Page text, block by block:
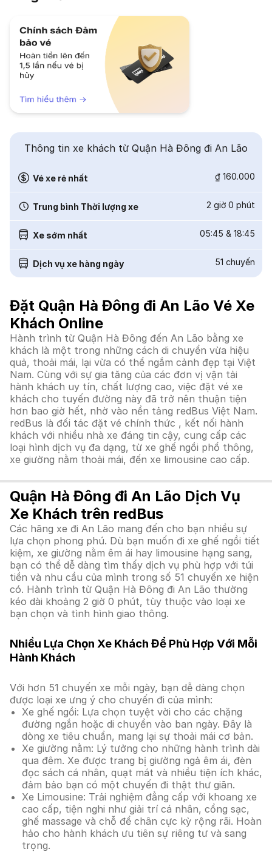
Thông tin xe khách từ Quận Hà Đông đi An Lão
Vé xe rẻ nhất ₫ 160.000
Trung bình Thời lượng xe 2 giờ 0 phút
Xe sớm nhất 05:45 & 18:45
Dịch vụ xe hàng ngày 51 chuyến
Đặt Quận Hà Đông đi An Lão Vé Xe
Khách Online
Hành trình từ Quận Hà Đông đến An Lão bằng xe
khách là một trong những cách di chuyển vừa hiệu
quả, thoải mái, lại vừa có thể ngắm cảnh đẹp tại Việt
Nam. Cùng với sự gia tăng của các đơn vị vận tải
hành khách uy tín, chất lượng cao, việc đặt vé xe
khách cho tuyến đường này đã trở nên thuận tiện
hơn bao giờ hết, nhờ vào nền tảng redBus Việt Nam.
redBus là đối tác đặt vé chính thức , kết nối hành
khách với nhiều nhà xe đáng tin cậy, cung cấp các
loại hình dịch vụ đa dạng, từ xe ghế ngồi phổ thông,
xe giường nằm thoải mái, đến xe limousine cao cấp.
Quận Hà Đông đi An Lão Dịch Vụ
Xe Khách trên redBus
Các hãng xe đi An Lão mang đến cho bạn nhiều sự
lựa chọn phong phú. Dù bạn muốn đi xe ghế ngồi tiết
kiệm, xe giường nằm êm ái hay limousine hạng sang,
bạn có thể dễ dàng tìm thấy dịch vụ phù hợp với túi
tiền và nhu cầu của mình trong số 51 chuyến xe hiện
có. Hành trình từ Quận Hà Đông đi An Lão thường
kéo dài khoảng 2 giờ 0 phút, tùy thuộc vào loại xe
bạn chọn và tình hình giao thông.
Nhiều Lựa Chọn Xe Khách Để Phù Hợp Với Mỗi
Hành Khách
Với hơn 51 chuyến xe mỗi ngày, bạn dễ dàng chọn
được loại xe ưng ý cho chuyến đi của mình:
Xe ghế ngồi: Lựa chọn tuyệt vời cho các chặng
đường ngắn hoặc di chuyển vào ban ngày. Đây là
dòng xe tiêu chuẩn, mang lại sự thoải mái cơ bản.
Xe giường nằm: Lý tưởng cho những hành trình dài
qua đêm. Xe được trang bị giường ngả êm ái, đèn
đọc sách cá nhân, quạt mát và nhiều tiện ích khác,
đảm bảo bạn có một chuyến đi thật thư giãn.
Xe Limousine: Trải nghiệm đẳng cấp với khoang xe
cao cấp, tiện nghi như giải trí cá nhân, cổng sạc,
ghế massage và chỗ để chân cực kỳ rộng rãi. Hoàn
hảo cho hành khách ưu tiên sự riêng tư và sang
trọng.